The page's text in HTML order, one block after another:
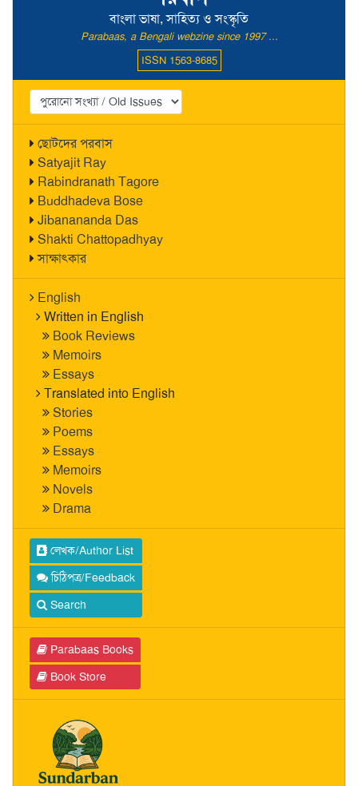
বাংলা ভাষা, সাহিত্য ও সংস্কৃতি
Parabaas, a Bengali webzine since 1997 ...
ISSN 1563-8685
ছোটদের পরবাস
Satyajit Ray
Rabindranath Tagore
Buddhadeva Bose
Jibanananda Das
Shakti Chattopadhyay
সাক্ষাৎকার
English
Written in English
Book Reviews
Memoirs
Essays
Translated into English
Stories
Poems
Essays
Memoirs
Novels
Drama
লেখক/Author List
চিঠিপত্র/Feedback
Search
Parabaas Books
Book Store